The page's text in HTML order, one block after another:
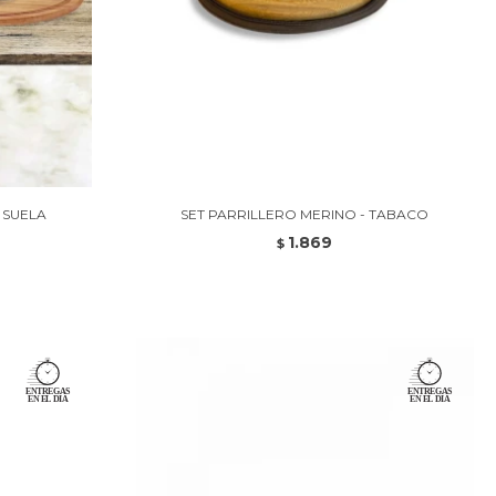
SET PARRILLERO MERINO - TABACO
$ 1.869